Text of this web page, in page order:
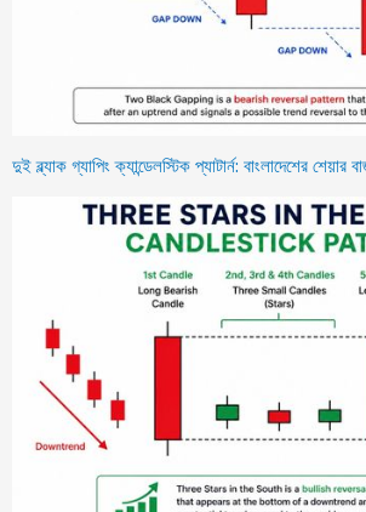
দুই ব্ল্যাক গ্যাপিং ক্যান্ডেলস্টিক প্যাটার্ন: বাংলাদেশের শেয়ার